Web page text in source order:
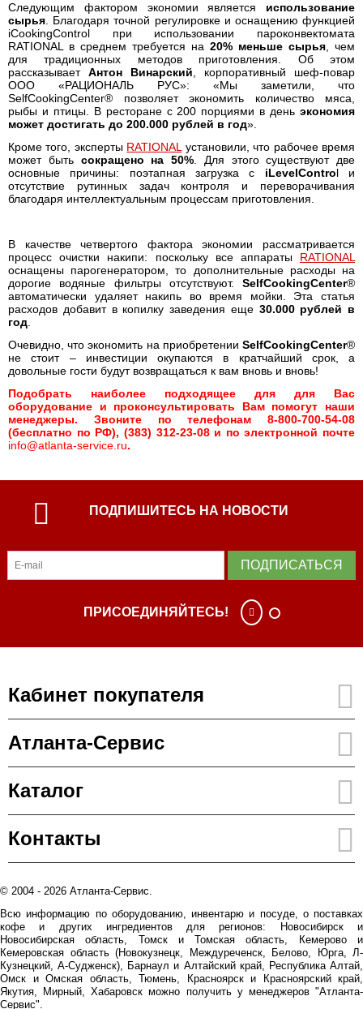
Следующим фактором экономии является использование
сырья . Благодаря точной регулировке и оснащению функцией
iCookingControl при использовании пароконвектомата
RATIONAL в среднем требуется на 20% меньше сырья , чем
для традиционных методов приготовления. Об этом
рассказывает Антон Винарский , корпоративный шеф-повар
ООО «РАЦИОНАЛЬ РУС»: «Мы заметили, что
SelfCookingCenter® позволяет экономить количество мяса,
рыбы и птицы. В ресторане с 200 порциями в день экономия
может достигать до 200.000 рублей в год».
Кроме того, эксперты RATIONAL установили, что рабочее время
может быть сокращено на 50% . Для этого существуют две
основные причины: поэтапная загрузка с iLevelControl и
отсутствие рутинных задач контроля и переворачивания
благодаря интеллектуальным процессам приготовления.
В качестве четвертого фактора экономии рассматривается
процесс очистки накипи: поскольку все аппараты RATIONAL
оснащены парогенератором, то дополнительные расходы на
дорогие водяные фильтры отсутствуют. SelfCookingCenter®
автоматически удаляет накипь во время мойки. Эта статья
расходов добавит в копилку заведения еще 30.000 рублей в
год
Очевидно, что экономить на приобретении SelfCookingCenter®
не стоит – инвестиции окупаются в кратчайший срок, а
довольные гости будут возвращаться к вам вновь и вновь!
Подобрать наиболее подходящее для для Вас
оборудование и проконсультировать Вам помогут наши
менеджеры. Звоните по телефонам 8-800-700-54-08
(бесплатно по РФ), (383) 312-23-08 и по электронной почте
info@atlanta-service.ru.
ПОДПИШИТЕСЬ НА НОВОСТИ
ПОДПИСАТЬСЯ
ПРИСОЕДИНЯЙТЕСЬ!
Кабинет покупателя
Атланта-Сервис
Каталог
Контакты
© 2004 - 2026 Атланта-Сервис.
Всю информацию по оборудованию, инвентарю и посуде, о поставках
кофе и других ингредиентов для регионов: Новосибирск и
Новосибирская область, Томск и Томская область, Кемерово и
Кемеровская область (Новокузнецк, Междуреченск, Белово, Юрга, Л-
Кузнецкий, А-Судженск), Барнаул и Алтайский край, Республика Алтай,
Омск и Омская область, Тюмень, Красноярск и Красноярский край,
Якутия, Мирный, Хабаровск можно получить у менеджеров "Атланта-
Сервис".